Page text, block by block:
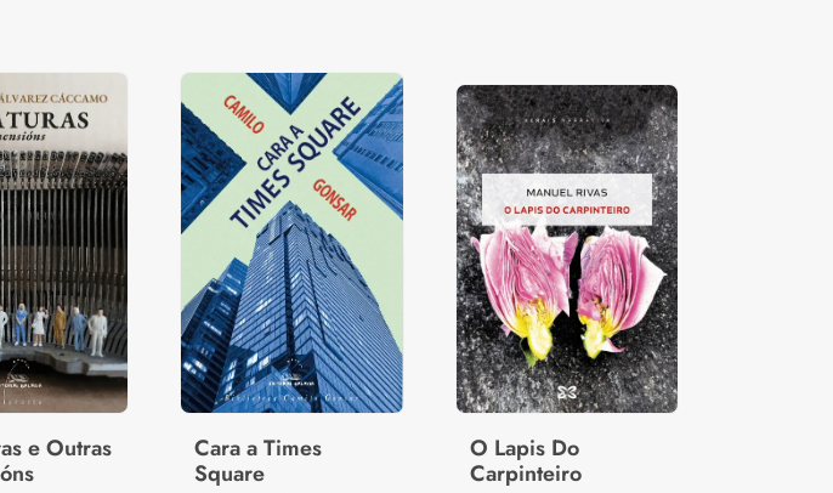
e Outras
Cara a Times
Square
O Lapis Do
Carpinteiro